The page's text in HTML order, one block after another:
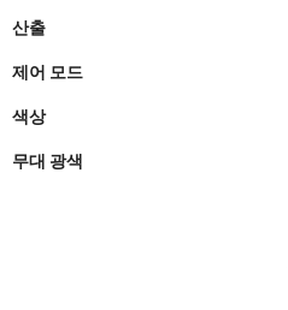
산출
제어 모드
색상
무대 광색